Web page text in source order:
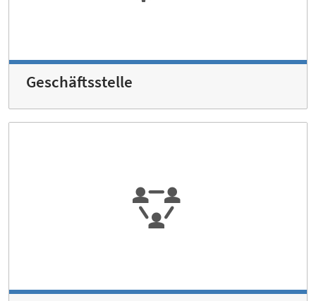
Geschäftsstelle